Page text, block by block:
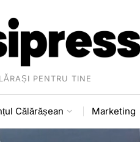
PENTRU TINE
Călărășean Marketing